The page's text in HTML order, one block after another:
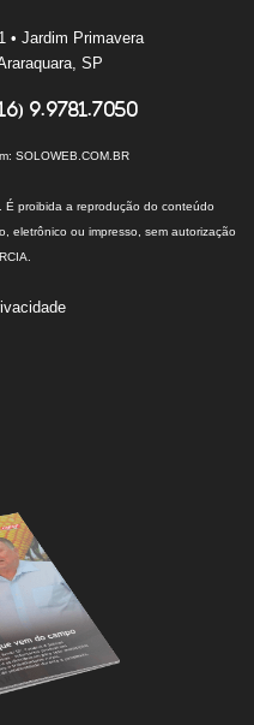
• Jardim Primavera
SP
9.9781.7050
SOLOWEB.COM.BR
proibida a reprodução do conteúdo
eletrônico ou impresso, sem autorização